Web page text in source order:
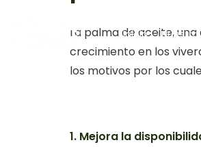
Inicio
La palma de aceite,
crecimiento en los
los motivos por los
1. Mejora la